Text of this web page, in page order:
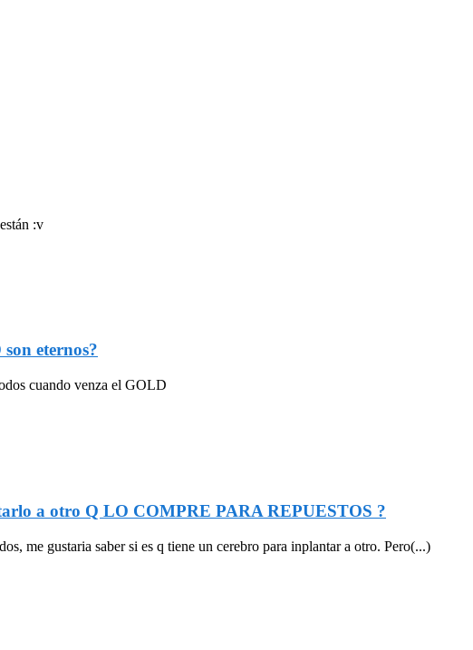
:v
eternos?
cuando venza el GOLD
a otro Q LO COMPRE PARA REPUESTOS ?
me gustaria saber si es q tiene un cerebro para inplantar a otro. Pero(...)